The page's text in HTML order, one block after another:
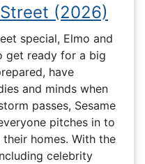
(2026)
special, Elmo and
get ready for a big
have
and minds when
passes, Sesame
pitches in to
homes. With the
celebrity